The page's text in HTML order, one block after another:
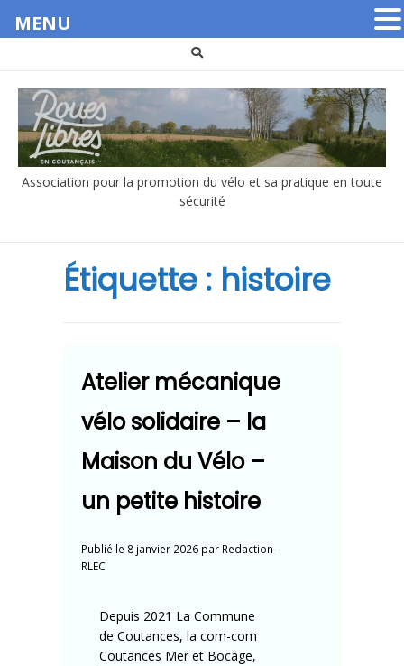
contenu
Association pour la promotion du vélo et sa pratique en toute
sécurité
Étiquette : histoire
Atelier mécanique
vélo solidaire – la
Maison du Vélo –
un petite histoire
Publié le 8 janvier 2026 par Redaction-
RLEC
Depuis 2021 La Commune
de Coutances, la com-com
Coutances Mer et Bocage,
MENU